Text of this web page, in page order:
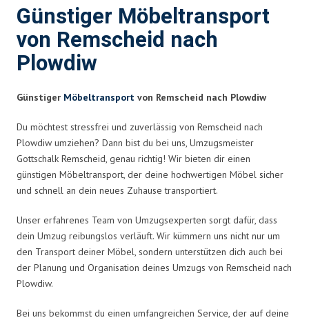
Günstiger Möbeltransport
von Remscheid nach
Plowdiw
Günstiger Möbeltransport von Remscheid nach Plowdiw
Du möchtest stressfrei und zuverlässig von Remscheid nach
Plowdiw umziehen? Dann bist du bei uns, Umzugsmeister
Gottschalk Remscheid, genau richtig! Wir bieten dir einen
günstigen Möbeltransport, der deine hochwertigen Möbel sicher
und schnell an dein neues Zuhause transportiert.
Unser erfahrenes Team von Umzugsexperten sorgt dafür, dass
dein Umzug reibungslos verläuft. Wir kümmern uns nicht nur um
den Transport deiner Möbel, sondern unterstützen dich auch bei
der Planung und Organisation deines Umzugs von Remscheid nach
Plowdiw.
Bei uns bekommst du einen umfangreichen Service, der auf deine